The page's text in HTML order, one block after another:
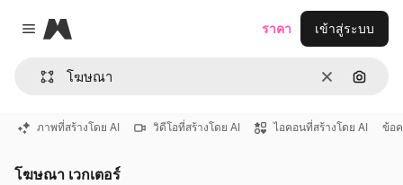
Close menu
Magnific
ชัดเจนค้นหา
ราคา เข้าสู่ระบบ
ภาพที่สร้างโดย AI วิดีโอที่สร้างโดย AI ไอคอนที่สร้างโดย AI ข้อ
โฆษณา เวกเตอร์